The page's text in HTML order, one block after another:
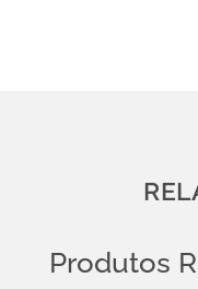
Produtos